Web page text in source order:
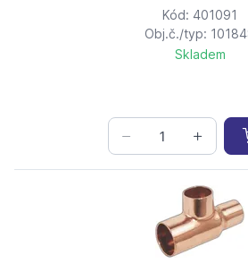
Kód: 401091
Obj.č./typ:
Skladem